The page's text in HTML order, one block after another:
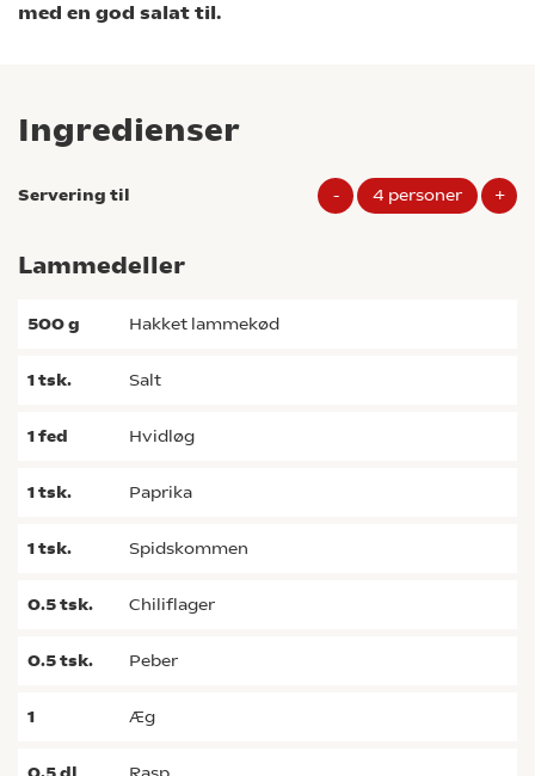
med en god salat til.
Ingredienser
Servering til - 4 personer +
Lammedeller
500g hakket lammekød
1tsk. salt
1fed hvidløg
1tsk. paprika
1tsk. spidskommen
0.5tsk. chiliflager
0.5tsk. peber
1 æg